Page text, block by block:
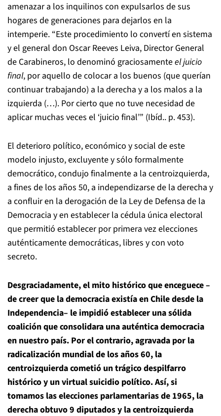
amenazar a los inquilinos con expulsarlos de sus
hogares de generaciones para dejarlos en la
intemperie. “Este procedimiento lo convertí en sistema
y el general don Oscar Reeves Leiva, Director General
de Carabineros, lo denominó graciosamenteel juicio
final, por aquello de colocar a los buenos (que querían
continuar trabajando) a la derecha y a los malos a la
izquierda (…). Por cierto que no tuve necesidad de
aplicar muchas veces el ‘juicio final’” (Ibíd.. p. 453).
El deterioro político, económico y social de este
modelo injusto, excluyente y sólo formalmente
democrático, condujo finalmente a la centroizquierda,
a fines de los años 50, a independizarse de la derecha y
a confluir en la derogación de la Ley de Defensa de la
Democracia y en establecer la cédula única electoral
que permitió establecer por primera vez elecciones
auténticamente democráticas, libres y con voto
secreto.
Desgraciadamente, el mito histórico que enceguece –
de creer que la democracia existía en Chile desde la
Independencia– le impidió establecer una sólida
coalición que consolidara una auténtica democracia
en nuestro país. Por el contrario, agravada por la
radicalización mundial de los años 60, la
centroizquierda cometió un trágico despilfarro
histórico y un virtual suicidio político. Así, si
tomamos las elecciones parlamentarias de 1965, la
derecha obtuvo 9 diputados y la centroizquierda